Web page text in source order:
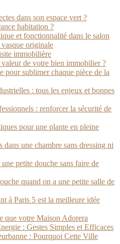
dans son espace vert ?
habitation ?
et fonctionnalité dans le salon
originale
immobilière
de votre bien immobilier ?
pour sublimer chaque pièce de la
: tous les enjeux et bonnes
: renforcer la sécurité de
pour une plante en pleine
dans une chambre sans dressing ni
petite douche sans faire de
quand on a une petite salle de
à Paris 5 est la meilleure idée
que votre Maison Adorera
: Gestes Simples et Efficaces
: Pourquoi Cette Ville